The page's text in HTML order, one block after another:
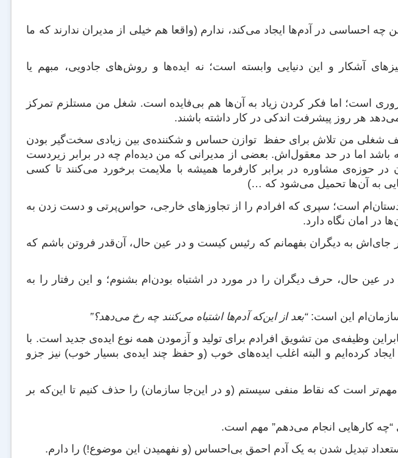
احساسی در آدم‌ها ایجاد می‌کند، ندارم (واقعا هم خیلی از مدیران ندارند که ما
آشکار و این دنیایی وابسته است؛ نه ایده‌ها و روش‌های جادویی، مبهم یا
است؛ اما فکر کردن زیاد به آن‌ها هم بی‌فایده است. شغل من مستلزم تمرکز
هر روز پیشرفت اندکی در کار داشته باشند.
شغلی من تلاش برای حفظ توازن حساس و شکننده‌ی بین زیادی سخت‌گیر بودن
باشد اما در حد معقول‌اش. بعضی از مدیرانی که من دیده‌ام چه در برابر زیردست
در حوزه‌ی مشاوره در برابر کارفرما همیشه با ملایمت برخورد می‌کنند تا کسی
به آن‌ها تحمیل می‌شود که …)
است؛ سپری که افرادم را از تجاوزهای خارجی، حواس‌پرتی و دست زدن به
در امان نگاه دارد.
در جای‌اش به دیگران بفهمانم که رئیس کیست و در عین حال، آن‌قدر فروتن باشم که
عین حال، حرف دیگران را در مورد در اشتباه بودن‌‌ام بشنوم؛ و این رفتار را به
“بعد از این‌که آدم‌ها اشتباه می‌کنند چه رخ می‌دهد؟”
وظیفه‌ی من تشویق افرادم برای تولید و آزمودن همه نوع ایده‌ی جدید است. با
کرده‌ایم و البته اغلب ایده‌های خوب (و حفظ چند ایده‌ی بسیار خوب) نیز جزو
مهم‌تر است که نقاط منفی سیستم (و در این‌جا سازمان) را حذف کنیم تا این‌که بر